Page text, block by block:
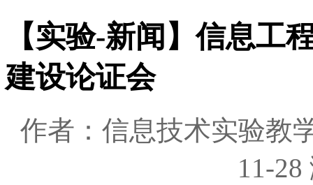
【实验-新闻】信息工
建设论证会
作者：信息技术实验
11-